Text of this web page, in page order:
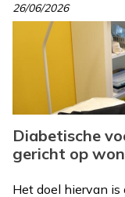
26/06/2026
Diabetische
gericht op
Het doel hiervan